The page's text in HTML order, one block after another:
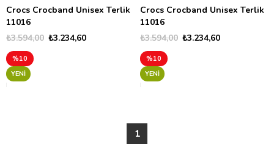
Crocs Crocband Unisex Terlik
11016
₺3.234,60
₺3.594,00
%10
YENI
Crocs Crocband Unisex Terlik
11016
₺3.234,60
₺3.594,00
%10
YENI
1